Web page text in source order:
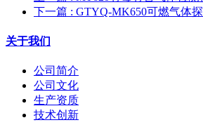
下一篇 : GTYQ-MK650可燃气体
关于我们
公司简介
公司文化
生产资质
技术创新